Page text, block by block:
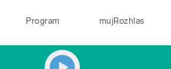
Program mujRozhlas